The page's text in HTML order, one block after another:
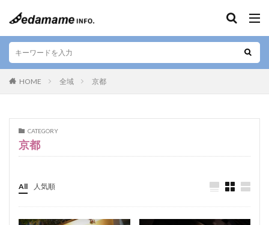
HOME 全域 京都
CATEGORY
京都
All 人気順
エリア
カフェ
肉料理
ベジタリアン
焼肉
しゃぶしゃぶ すきやき
グルテンフリー